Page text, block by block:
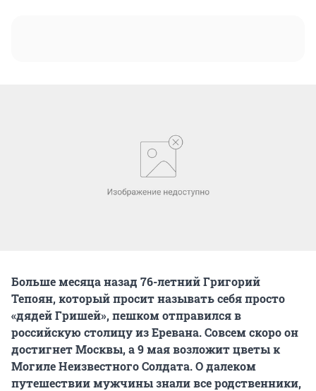
Больше месяца назад 76-летний Григорий
Тепоян, который просит называть себя просто
«дядей Гришей», пешком отправился в
российскую столицу из Еревана. Совсем скоро он
достигнет Москвы, а 9 мая возложит цветы к
Могиле Неизвестного Солдата. О далеком
путешествии мужчины знали все родственники,